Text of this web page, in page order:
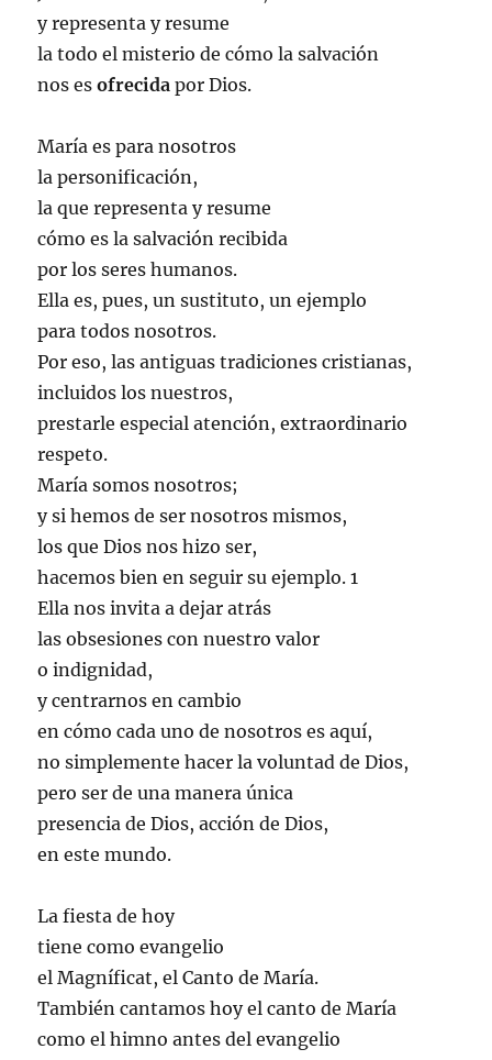
y representa y resume
la todo el misterio de cómo la salvación
nos esofrecida por Dios.
María es para nosotros
la personificación,
la que representa y resume
cómo es la salvación recibida
por los seres humanos.
Ella es, pues, un sustituto, un ejemplo
para todos nosotros.
Por eso, las antiguas tradiciones cristianas,
incluidos los nuestros,
prestarle especial atención, extraordinario
respeto.
María somos nosotros;
y si hemos de ser nosotros mismos,
los que Dios nos hizo ser,
hacemos bien en seguir su ejemplo. 1
Ella nos invita a dejar atrás
las obsesiones con nuestro valor
o indignidad,
y centrarnos en cambio
en cómo cada uno de nosotros es aquí,
no simplemente hacer la voluntad de Dios,
pero ser de una manera única
presencia de Dios, acción de Dios,
en este mundo.
La fiesta de hoy
tiene como evangelio
el Magníficat, el Canto de María.
También cantamos hoy el canto de María
como el himno antes del evangelio